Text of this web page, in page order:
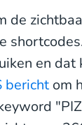
de
en dat
bericht om